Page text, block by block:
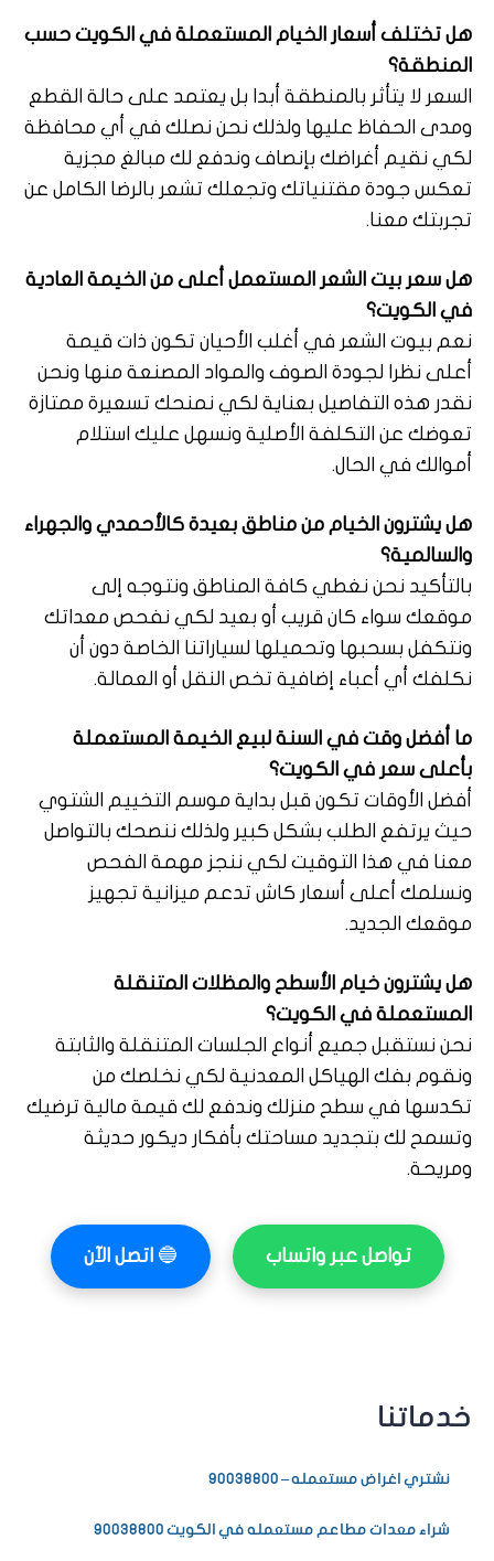
خدماتنا
نشتري اغراض مستعمله – 90038800
شراء معدات مطاعم مستعمله في الكويت 90038800
هل تختلف أسعار الخيام المستعملة في الكويت حسب
المنطقة؟
السعر لا يتأثر بالمنطقة أبدا بل يعتمد على حالة القطع
ومدى الحفاظ عليها ولذلك نحن نصلك في أي محافظة
لكي نقيم أغراضك بإنصاف وندفع لك مبالغ مجزية
تعكس جودة مقتنياتك وتجعلك تشعر بالرضا الكامل عن
تجربتك معنا.
هل سعر بيت الشعر المستعمل أعلى من الخيمة العادية
في الكويت؟
نعم بيوت الشعر في أغلب الأحيان تكون ذات قيمة
أعلى نظرا لجودة الصوف والمواد المصنعة منها ونحن
نقدر هذه التفاصيل بعناية لكي نمنحك تسعيرة ممتازة
تعوضك عن التكلفة الأصلية ونسهل عليك استلام
أموالك في الحال.
هل يشترون الخيام من مناطق بعيدة كالأحمدي والجهراء
والسالمية؟
بالتأكيد نحن نغطي كافة المناطق ونتوجه إلى
موقعك سواء كان قريب أو بعيد لكي نفحص معداتك
ونتكفل بسحبها وتحميلها لسياراتنا الخاصة دون أن
نكلفك أي أعباء إضافية تخص النقل أو العمالة.
ما أفضل وقت في السنة لبيع الخيمة المستعملة
بأعلى سعر في الكويت؟
أفضل الأوقات تكون قبل بداية موسم التخييم الشتوي
حيث يرتفع الطلب بشكل كبير ولذلك ننصحك بالتواصل
معنا في هذا التوقيت لكي ننجز مهمة الفحص
ونسلمك أعلى أسعار كاش تدعم ميزانية تجهيز
موقعك الجديد.
هل يشترون خيام الأسطح والمظلات المتنقلة
المستعملة في الكويت؟
نحن نستقبل جميع أنواع الجلسات المتنقلة والثابتة
ونقوم بفك الهياكل المعدنية لكي نخلصك من
تكدسها في سطح منزلك وندفع لك قيمة مالية ترضيك
وتسمح لك بتجديد مساحتك بأفكار ديكور حديثة
ومريحة.
تواصل عبر واتساب 🔵اتصل الآن